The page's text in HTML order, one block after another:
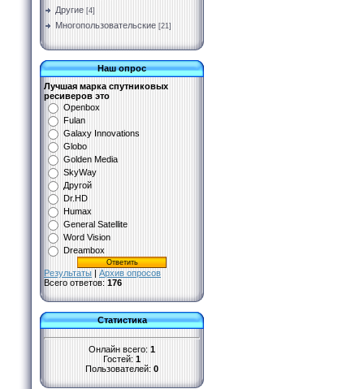
Другие [4]
Многопользовательские [21]
Наш опрос
Лучшая марка спутниковых
ресиверов это
Openbox
Fulan
Galaxy Innovations
Globo
Golden Media
SkyWay
Другой
Dr.HD
Humax
General Satellite
Word Vision
Dreambox
Результаты | Архив опросов
Всего ответов: 176
Статистика
Онлайн всего: 1
Гостей: 1
Пользователей: 0